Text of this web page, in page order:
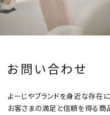
お問い合わせ
よーじやブランドを身近な存在に
お客さまの満足と信頼を得る商